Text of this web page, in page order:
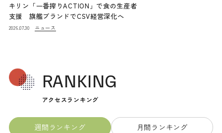
キリン「一番搾りACTION」で食の生産者
支援 旗艦ブランドでCSV経営深化へ
2026.07.30 ニュース
RANKING
アクセスランキング
週間ランキング 月間ランキング